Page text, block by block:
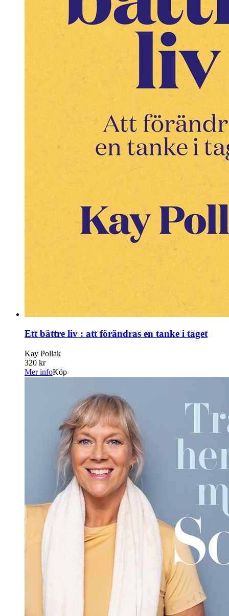
Ett bättre liv : att förändras en tanke i taget
Kay Pollak
320 kr
Mer infoKöp